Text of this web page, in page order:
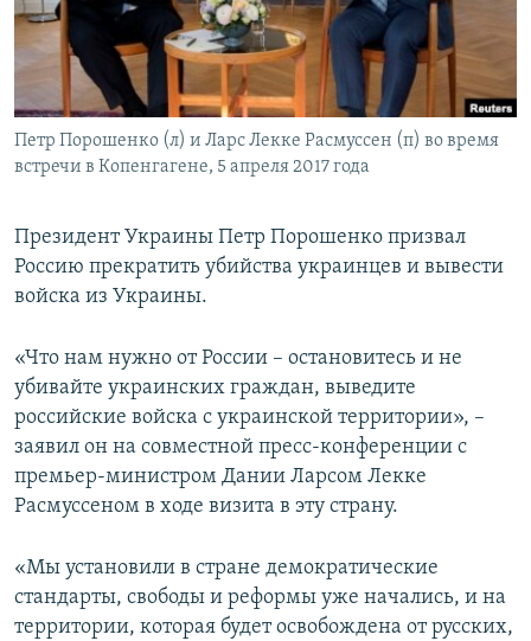
ПОБЕДИТЕЛЕЙ НЕ СУДЯТ?
КРЫМ.НЕПОКОРЕННЫЙ
ELIFBE
УКРАИНСКАЯ ПРОБЛЕМА КРЫМА
ПРИСОЕДИНЯЙТЕСЬ!
Все сайты RFE/RL
Петр Порошенко (л) и Ларс Лекке Расмуссен (п) во время
встречи в Копенгагене, 5 апреля 2017 года
Президент Украины Петр Порошенко призвал
Россию прекратить убийства украинцев и вывести
войска из Украины.
«Что нам нужно от России – остановитесь и не
убивайте украинских граждан, выведите
российские войска с украинской территории», –
заявил он на совместной пресс-конференции с
премьер-министром Дании Ларсом Лекке
Расмуссеном в ходе визита в эту страну.
«Мы установили в стране демократические
стандарты, свободы и реформы уже начались, и на
территории, которая будет освобождена от русских,